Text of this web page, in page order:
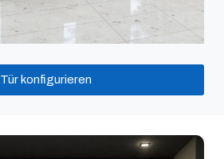
Tür konfigurieren